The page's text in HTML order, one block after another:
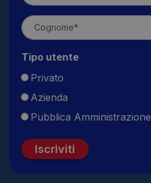
Tipo utente
Privato
Azienda
Pubblica Amministrazione
Iscriviti